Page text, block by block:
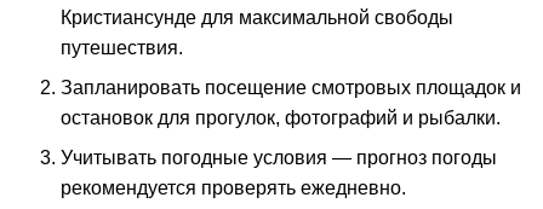
Кристиансунде для максимальной свободы
путешествия.
Запланировать посещение смотровых площадок и
остановок для прогулок, фотографий и рыбалки.
Учитывать погодные условия — прогноз погоды
рекомендуется проверять ежедневно.